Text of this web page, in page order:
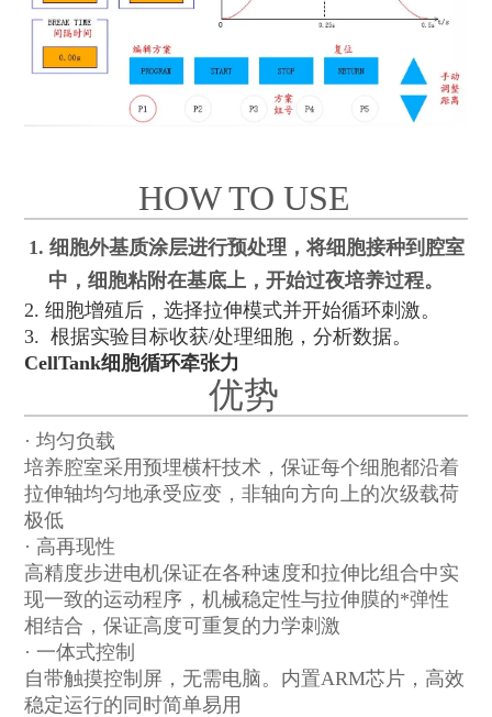
HOW TO USE
1. 细胞外基质涂层进行预处理，将细胞接种到腔室
中，细胞粘附在基底上，开始过夜培养过程。
2. 细胞增殖后，选择拉伸模式并开始循环刺激。
3. 根据实验目标收获/处理细胞，分析数据。
CellTank细胞循环牵张力
优势
· 均匀负载
培养腔室采用预埋横杆技术，保证每个细胞都沿着
拉伸轴均匀地承受应变，非轴向方向上的次级载荷
极低
· 高再现性
高精度步进电机保证在各种速度和拉伸比组合中实
现一致的运动程序，机械稳定性与拉伸膜的*弹性
相结合，保证高度可重复的力学刺激
· 一体式控制
自带触摸控制屏，无需电脑。内置ARM芯片，高效
稳定运行的同时简单易用